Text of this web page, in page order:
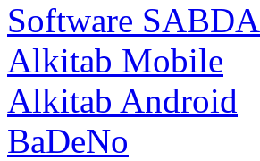
Software SABDA
Alkitab Mobile
Alkitab Android
BaDeNo